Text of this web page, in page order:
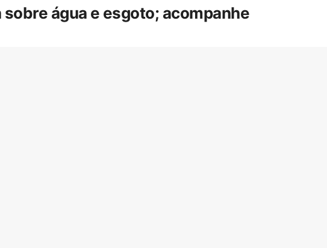
água e esgoto; acompanhe